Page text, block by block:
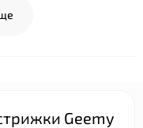
Geemy